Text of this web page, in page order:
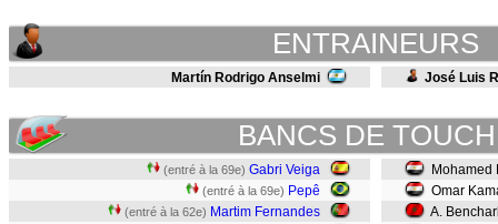
ENTRAINEURS
Martín Rodrigo Anselmi José Luis
BANCS DE
(entré à la 69e) Gabri Veiga
(entré à la 69e) Pepê
(entré à la 62e) Martim Fernandes
Mohamed
Omar
A.